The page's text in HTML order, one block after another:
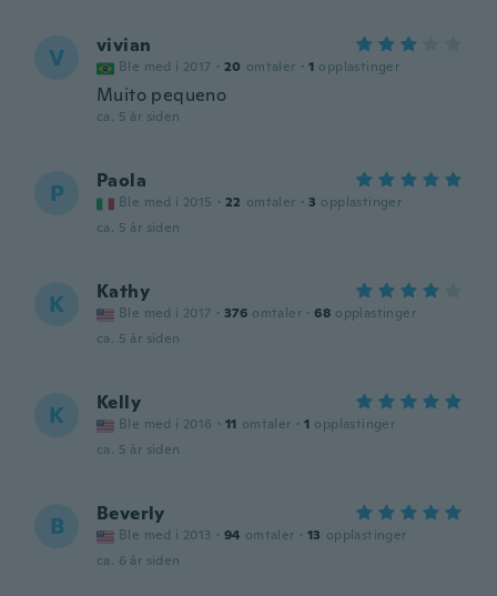
V vivian
Ble med i 2017 · 20 omtaler · 1 opplastinger
Muito pequeno
ca. 5 år siden
P Paola
Ble med i 2015 · 22 omtaler · 3 opplastinger
ca. 5 år siden
K Kathy
Ble med i 2017 · 376 omtaler · 68 opplastinger
ca. 5 år siden
K Kelly
Ble med i 2016 · 11 omtaler · 1 opplastinger
ca. 5 år siden
B Beverly
Ble med i 2013 · 94 omtaler · 13 opplastinger
ca. 6 år siden